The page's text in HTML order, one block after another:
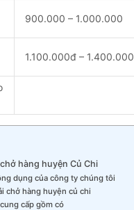
900.000 – 1.000.000
1.100.000đ – 1.400.000
hàng huyện Củ Chi
dụng của công ty chúng tôi
chở hàng huyện củ chi
cấp gồm có